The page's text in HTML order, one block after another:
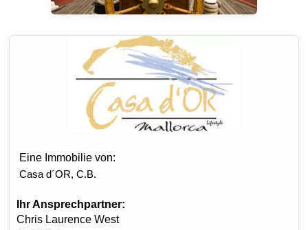
Eine Immobilie von:
Casa d´OR, C.B.
Ihr Ansprechpartner:
Chris Laurence West